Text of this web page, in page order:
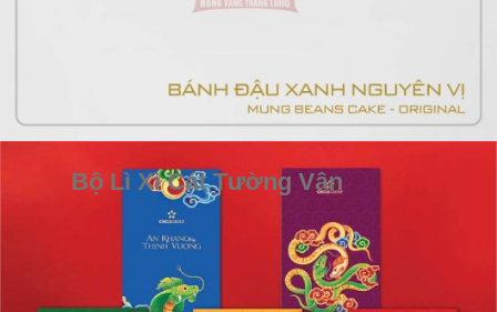
Bộ Lì Xì Cát Tường Vân